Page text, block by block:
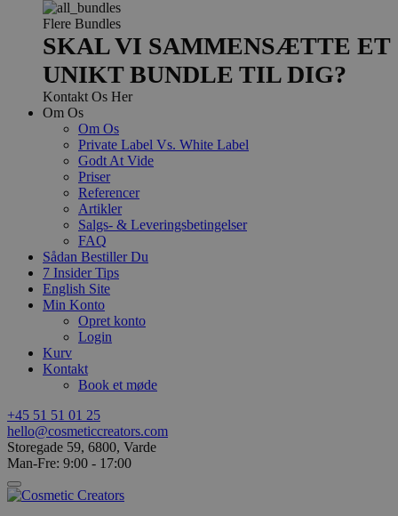
Flere Bundles
SKAL VI SAMMENSÆTTE ET
UNIKT BUNDLE TIL DIG?
Kontakt Os Her
Om Os
Om Os
Private Label Vs. White Label
Godt At Vide
Priser
Referencer
Artikler
Salgs- & Leveringsbetingelser
FAQ
Sådan Bestiller Du
7 Insider Tips
English Site
Min Konto
Opret konto
Login
Kurv
Kontakt
Book et møde
+45 51 51 01 25
hello@cosmeticcreators.com
Storegade 59, 6800, Varde
Man-Fre: 9:00 - 17:00